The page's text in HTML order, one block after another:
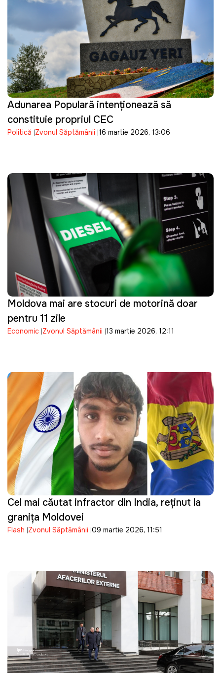
Adunarea Populară intenționează să
constituie propriul CEC
Politică Zvonul Săptămânii 16 martie 2026, 13:06
Moldova mai are stocuri de motorină doar
pentru 11 zile
Economic Zvonul Săptămânii 13 martie 2026, 12:11
Cel mai căutat infractor din India, reținut la
granița Moldovei
Flash Zvonul Săptămânii 09 martie 2026, 11:51